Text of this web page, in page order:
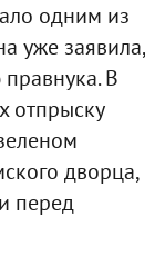
одним из
уже заявила,
В
отпрыску
дворца,
перед